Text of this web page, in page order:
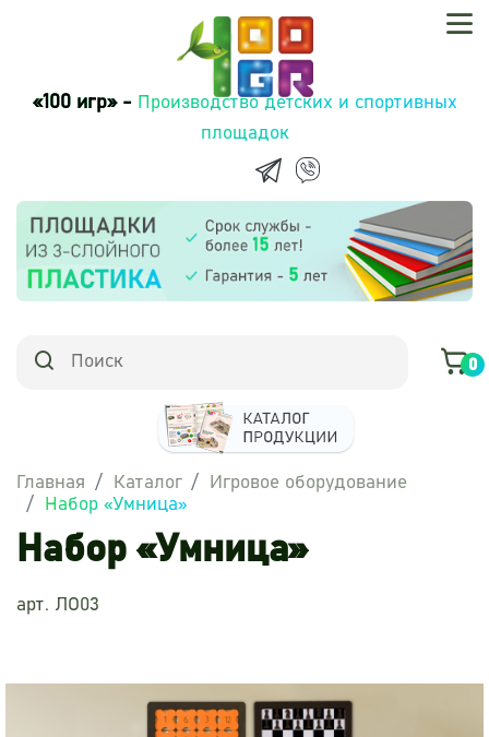
«100 игр» -Производство детских и спортивных
площадок
0
Главная Каталог
Игровое оборудование
Набор «Умница»
Набор «Умница»
арт. ЛО03